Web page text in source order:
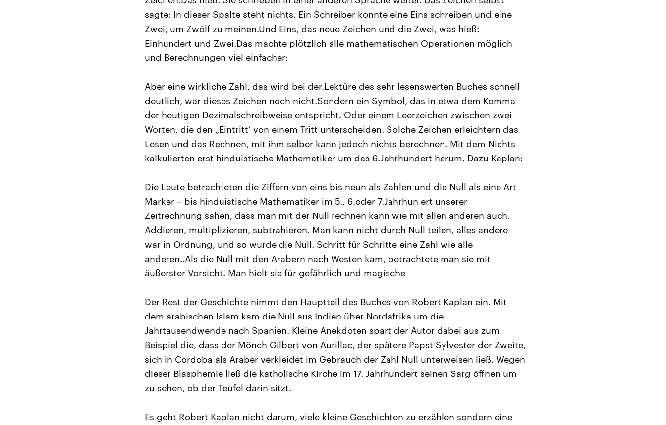
sagte: In dieser Spalte steht nichts. Ein Schreiber konnte eine Eins schreiben und eine
Zwei, um Zwölf zu meinen.Und Eins, das neue Zeichen und die Zwei, was hieß:
Einhundert und Zwei.Das machte plötzlich alle mathematischen Operationen möglich
und Berechnungen viel einfacher:
Aber eine wirkliche Zahl, das wird bei der.Lektüre des sehr lesenswerten Buches schnell
deutlich, war dieses Zeichen noch nicht.Sondern ein Symbol, das in etwa dem Komma
der heutigen Dezimalschreibweise entspricht. Oder einem Leerzeichen zwischen zwei
Worten, die den „Eintritt‘ von einem Tritt unterscheiden. Solche Zeichen erleichtern das
Lesen und das Rechnen, mit ihm selber kann jedoch nichts berechnen. Mit dem Nichts
kalkulierten erst hinduistische Mathematiker um das 6.Jahrhundert herum. Dazu Kaplan:
Die Leute betrachteten die Ziffern von eins bis neun als Zahlen und die Null als eine Art
Marker – bis hinduistische Mathematiker im 5., 6.oder 7.Jahrhun ert unserer
Zeitrechnung sahen, dass man mit der Null rechnen kann wie mit allen anderen auch.
Addieren, multiplizieren, subtrahieren. Man kann nicht durch Null teilen, alles andere
war in Ordnung, und so wurde die Null. Schritt für Schritte eine Zahl wie alle
anderen..Als die Null mit den Arabern nach Westen kam, betrachtete man sie mit
äußerster Vorsicht. Man hielt sie für gefährlich und magische
Der Rest der Geschichte nimmt den Hauptteil des Buches von Robert Kaplan ein. Mit
dem arabischen Islam kam die Null aus Indien über Nordafrika um die
Jahrtausendwende nach Spanien. Kleine Anekdoten spart der Autor dabei aus zum
Beispiel die, dass der Mönch Gilbert von Aurillac, der spätere Papst Sylvester der Zweite,
sich in Cordoba als Araber verkleidet im Gebrauch der Zahl Null unterweisen ließ. Wegen
dieser Blasphemie ließ die katholische Kirche im 17. Jahrhundert seinen Sarg öffnen um
zu sehen, ob der Teufel darin sitzt.
Es geht Robert Kaplan nicht darum, viele kleine Geschichten zu erzählen sondern eine